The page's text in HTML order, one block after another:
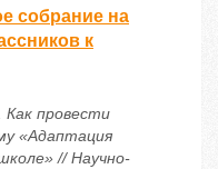
собрание на
к
провести
«Адаптация
// Научно-